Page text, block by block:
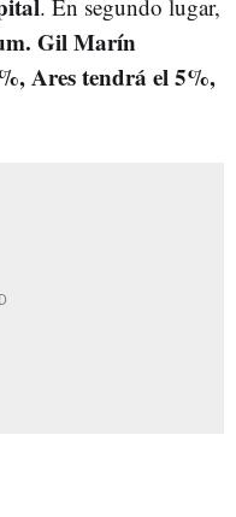
. En segundo lugar,
Gil Marín
Ares tendrá el 5%,